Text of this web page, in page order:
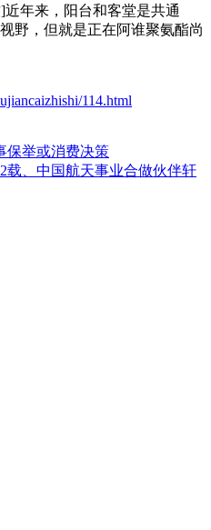
年来，阳台和客堂是共通
野，但就是正在阿谁聚氨酯尚
114.html
保举或消费决策
载、中国航天事业合做伙伴轩